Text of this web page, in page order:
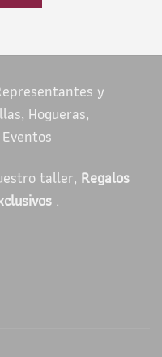
y
Hogueras,
taller, Regalos
.